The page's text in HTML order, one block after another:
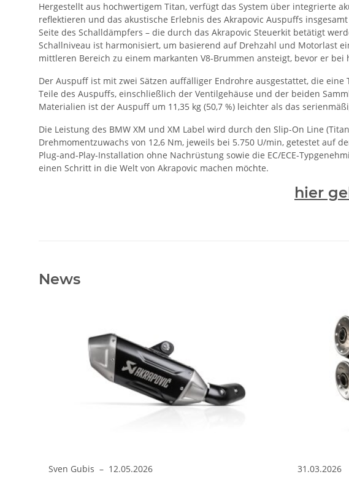
Hergestellt aus hochwertigem Titan, verfügt das System über integrierte
reflektieren und das akustische Erlebnis des Akrapovic Auspuffs
Seite des Schalldämpfers – die durch das Akrapovic Steuerkit betätigt
Schallniveau ist harmonisiert, um basierend auf Drehzahl und Motorlast
mittleren Bereich zu einem markanten V8-Brummen ansteigt, bevor er
Der Auspuff ist mit zwei Sätzen auffälliger Endrohre ausgestattet, die
Teile des Auspuffs, einschließlich der Ventilgehäuse und der beiden
Materialien ist der Auspuff um 11,35 kg (50,7 %) leichter als das
Die Leistung des BMW XM und XM Label wird durch den Slip-On Line
Drehmomentzuwachs von 12,6 Nm, jeweils bei 5.750 U/min, getestet auf
Plug-and-Play-Installation ohne Nachrüstung sowie die EC/ECE-
einen Schritt in die Welt von Akrapovic machen möchte.
hier
News
Sven Gubis – 12.05.2026
31.03.2026